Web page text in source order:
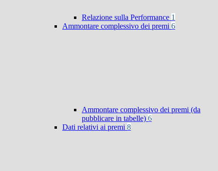
Relazione sulla Performance 1
Ammontare complessivo dei premi 6
Ammontare complessivo dei premi (da
pubblicare in tabelle) 6
Dati relativi ai premi 8